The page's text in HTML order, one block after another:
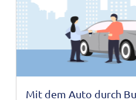
Mit dem Auto durch